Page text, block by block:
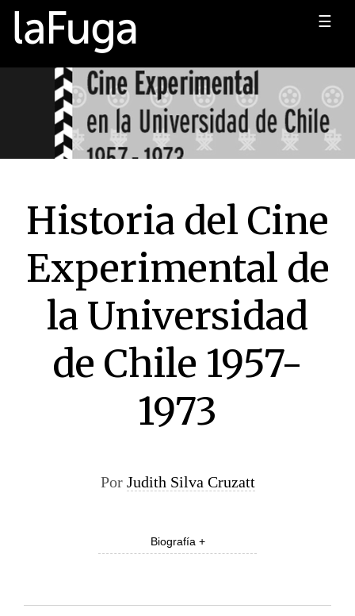
☰
Historia del Cine
Experimental de
la Universidad
de Chile 1957-
1973
Por Judith Silva Cruzatt
Biografía +